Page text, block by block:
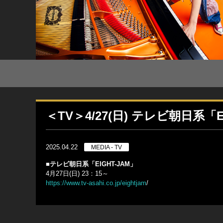
＜TV＞4/27(日) テレビ朝日系
2025.04.22 MEDIA - TV
■テレビ朝日系「EIGHT-JAM」
4月27日(日) 23：15～
https://www.tv-asahi.co.jp/eightjam/